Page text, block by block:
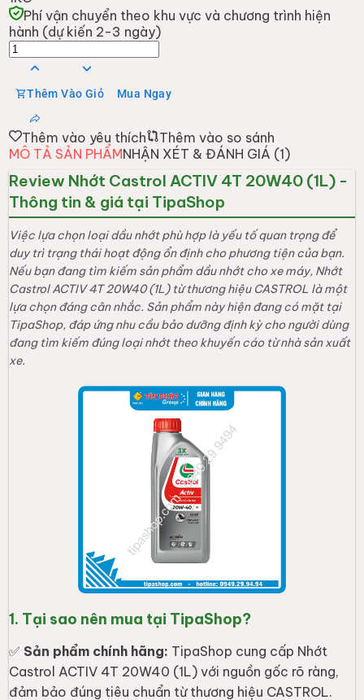
đang tìm kiếm đúng loại nhớt theo khuyến cáo từ nhà sản xuất
xe.
1. Tại sao nên mua tại TipaShop?
✅ Sản phẩm chính hãng: TipaShop cung cấp Nhớt
Castrol ACTIV 4T 20W40 (1L) với nguồn gốc rõ ràng,
đảm bảo đúng tiêu chuẩn từ thương hiệu CASTROL.
Thông tin minh bạch:Mọi thông số kỹ thuật và quy
cách đóng gói đều được niêm yết chính xác, giúp
khách hàng dễ dàng đối chiếu với nhu cầu sử dụng thực
Sản phẩm được phân phối với mức
giá 146.000đ, mang lại sự lựa chọn tin cậy cho người
tiêu dùng khi cần thay nhớt cho xe.
2. Đặc điểm & Công dụng nổi bật
Nhớt Castrol ACTIV 4T 20W40 (1L) là sản phẩm dầu nhớt dành
cho động cơ xe máy 4 thì, được sản xuất bởi thương hiệu
CASTROL. Sản phẩm được đóng gói với dung tích 1 lít, phù hợp
cho các dòng xe yêu cầu đúng độ nhớt 20W40. Đây là loại dầu
nhớt được thiết kế để đáp ứng các tiêu chuẩn kỹ thuật cơ bản,
hỗ trợ quá trình vận hành của động cơ theo đúng thông số mà
nhà sản xuất xe đã quy định trong sách hướng dẫn sử dụng.